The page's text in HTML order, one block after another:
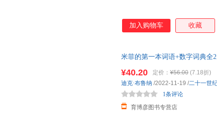
加入购物车 收藏
米菲的第一本词语+数字词典全
¥40.20 定价： ¥56.00 (7.18折)
育博彦图书专营店
1条评论
迪克·布鲁纳 /2022-11-19 /二十一世